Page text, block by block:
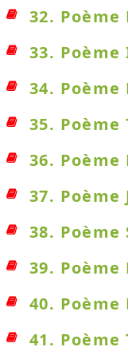
32.
33.
34.
35.
36.
37.
38.
39.
40. Poème
41. Poème